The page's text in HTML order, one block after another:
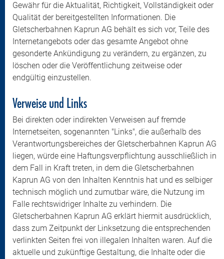
Gewähr für die Aktualität, Richtigkeit, Vollständigkeit oder
Qualität der bereitgestellten Informationen. Die
Gletscherbahnen Kaprun AG behält es sich vor, Teile des
Internetangebots oder das gesamte Angebot ohne
gesonderte Ankündigung zu verändern, zu ergänzen, zu
löschen oder die Veröffentlichung zeitweise oder
endgültig einzustellen.
Verweise und Links
Bei direkten oder indirekten Verweisen auf fremde
Internetseiten, sogenannten "Links", die außerhalb des
Verantwortungsbereiches der Gletscherbahnen Kaprun AG
liegen, würde eine Haftungsverpflichtung ausschließlich in
dem Fall in Kraft treten, in dem die Gletscherbahnen
Kaprun AG von den Inhalten Kenntnis hat und es selbiger
technisch möglich und zumutbar wäre, die Nutzung im
Falle rechtswidriger Inhalte zu verhindern. Die
Gletscherbahnen Kaprun AG erklärt hiermit ausdrücklich,
dass zum Zeitpunkt der Linksetzung die entsprechenden
verlinkten Seiten frei von illegalen Inhalten waren. Auf die
aktuelle und zukünftige Gestaltung, die Inhalte oder die